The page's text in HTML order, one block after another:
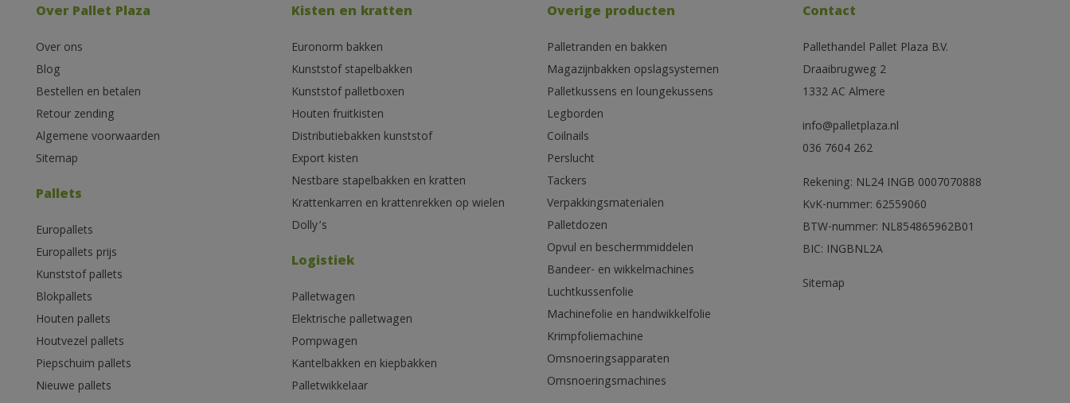
Over Pallet Plaza
Over ons
Blog
Bestellen en betalen
Retour zending
Algemene voorwaarden
Sitemap
Pallets
Europallets
Europallets prijs
Kunststof pallets
Blokpallets
Houten pallets
Houtvezel pallets
Piepschuim pallets
Nieuwe pallets
Kisten en kratten
Euronorm bakken
Kunststof stapelbakken
Kunststof palletboxen
Houten fruitkisten
Distributiebakken kunststof
Export kisten
Nestbare stapelbakken en kratten
Krattenkarren en krattenrekken op wielen
Dolly’s
Logistiek
Palletwagen
Elektrische palletwagen
Pompwagen
Kantelbakken en kiepbakken
Palletwikkelaar
Overige producten
Palletranden en bakken
Magazijnbakken opslagsystemen
Palletkussens en loungekussens
Legborden
Coilnails
Perslucht
Tackers
Verpakkingsmaterialen
Palletdozen
Opvul en beschermmiddelen
Bandeer- en wikkelmachines
Luchtkussenfolie
Machinefolie en handwikkelfolie
Krimpfoliemachine
Omsnoeringsapparaten
Omsnoeringsmachines
Contact
Pallethandel Pallet Plaza B.V.
Draaibrugweg 2
1332 AC Almere
info@palletplaza.nl
036 7604 262
Rekening: NL24 INGB 0007070888
KvK-nummer: 62559060
BTW-nummer: NL854865962B01
BIC: INGBNL2A
Sitemap